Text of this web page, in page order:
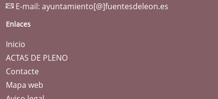
E-mail: ayuntamiento[@]fuentesdeleon.es
Enlaces
Inicio
ACTAS DE PLENO
Contacte
Mapa web